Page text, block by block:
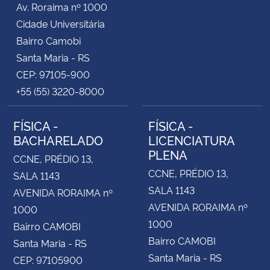
Secretaria-Geral
Secretaria de Governo
Gabinete de Segurança Institucional
Advocacia-Geral da União
Banco Central do Brasil
Planalto
Av. Roraima nº 1000
Cidade Universitária
Bairro Camobi
Santa Maria - RS
CEP: 97105-900
+55 (55) 3220-8000
FÍSICA -
BACHARELADO
CCNE, PRÉDIO 13,
SALA 1143
AVENIDA RORAIMA nº
1000
Bairro CAMOBI
Santa Maria - RS
CEP: 97105900
FÍSICA -
LICENCIATURA
PLENA
CCNE, PRÉDIO 13,
SALA 1143
AVENIDA RORAIMA nº
1000
Bairro CAMOBI
Santa Maria - RS